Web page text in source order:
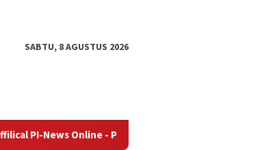
SABTU, 8 AGUSTUS 2026
- Portal Berita Terupdate & Terpercaya